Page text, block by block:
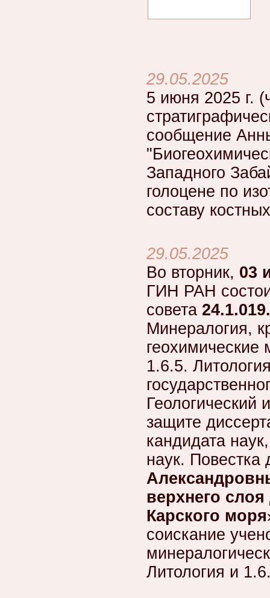
29.05.2025
5 июня 2025 г.
сообщение
Западного
голоцене по
составу
29.05.2025
Во вторник, 03
ГИН РАН
совета
Минералогия,
геохимические
1.6.5.
Геологический
защите
кандидата
наук.
верхнего
Карского моря
соискание
Литология и